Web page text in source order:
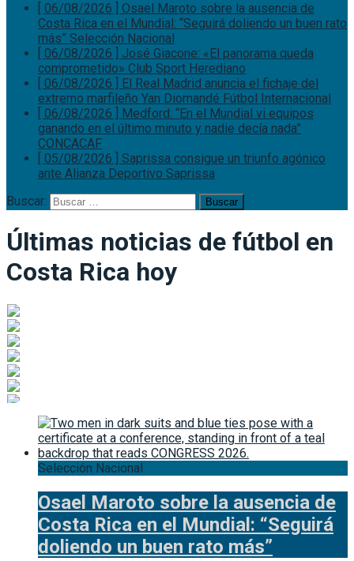
[ 06/08/2026 ] Osael Maroto sobre la ausencia de
Costa Rica en el Mundial: “Seguirá doliendo un buen rato
más” Selección Nacional
[ 06/08/2026 ] José Giacone: «El panorama queda
comprometido» Club Sport Herediano
[ 06/08/2026 ] El Real Madrid anuncia el fichaje del
extremo marfileño Yan Diomandé Fútbol Internacional
[ 06/08/2026 ] Medford: “En el Mundial vi equipos
ganando en el último minuto y nadie decía nada”
CONCACAF
[ 05/08/2026 ] Saprissa consigue un triunfo agónico
ante Alianza Deportivo Saprissa
Buscar:
Últimas noticias de fútbol en
Costa Rica hoy
Selección Nacional
Osael Maroto sobre la ausencia de
Costa Rica en el Mundial: “Seguirá
doliendo un buen rato más”